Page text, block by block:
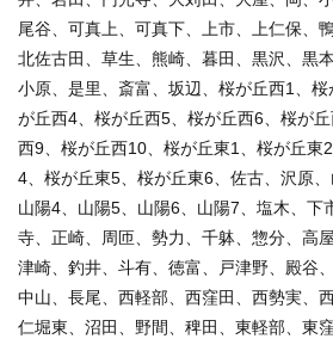
尾谷、可真上、可真下、上市、上仁保、
北佐古田、草生、熊崎、暮田、黒沢、黒
小原、是里、斎富、坂辺、桜が丘西1、
が丘西4、桜が丘西5、桜が丘西6、桜が
西9、桜が丘西10、桜が丘東1、桜が丘東
4、桜が丘東5、桜が丘東6、佐古、沢原、
山陽4、山陽5、山陽6、山陽7、塩木、下
寺、正崎、周匝、勢力、千躰、惣分、高
津崎、釣井、斗有、徳富、戸津野、殿谷
中山、長尾、西軽部、西窪田、西勢実、
仁堀東、沼田、野間、稗田、東軽部、東